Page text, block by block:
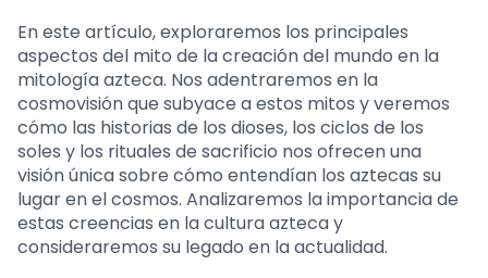
En este artículo, exploraremos los principales
aspectos del mito de la creación del mundo en la
mitología azteca. Nos adentraremos en la
cosmovisión que subyace a estos mitos y veremos
cómo las historias de los dioses, los ciclos de los
soles y los rituales de sacrificio nos ofrecen una
visión única sobre cómo entendían los aztecas su
lugar en el cosmos. Analizaremos la importancia de
estas creencias en la cultura azteca y
consideraremos su legado en la actualidad.